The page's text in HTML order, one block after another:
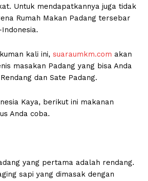
Untuk mendapatkannya juga tidak
Rumah Makan Padang tersebar
kali ini, suaraumkm.com akan
masakan Padang yang bisa Anda
dan Sate Padang.
Kaya, berikut ini makanan
Anda coba.
yang pertama adalah rendang.
sapi yang dimasak dengan